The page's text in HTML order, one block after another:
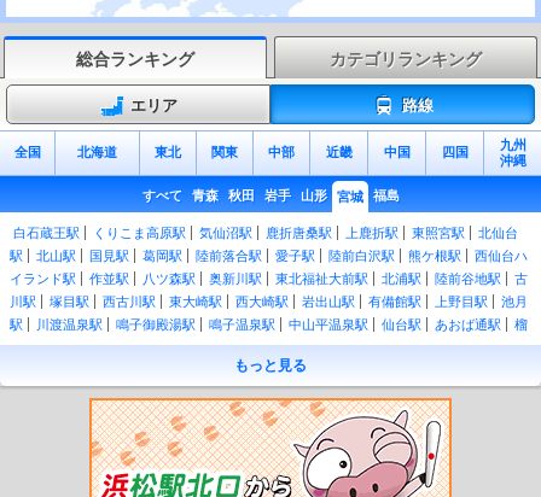
総合ランキング カテゴリランキング
エリア 路線
全国 北海道 東北 関東 中部 近畿 中国 四国
九州
沖縄
すべて 青森 秋田 岩手 山形 宮城 福島
白石蔵王駅 くりこま高原駅 気仙沼駅 鹿折唐桑駅 上鹿折駅 東照宮駅
北仙台
駅
北山駅 国見駅 葛岡駅 陸前落合駅 愛子駅 陸前白沢駅 熊ケ根駅
西仙台ハ
イランド駅
作並駅 八ツ森駅 奥新川駅 東北福祉大前駅 北浦駅 陸前谷地駅
古
川駅
塚目駅 西古川駅 東大崎駅 西大崎駅 岩出山駅 有備館駅 上野目駅
池月
駅
川渡温泉駅 鳴子御殿湯駅 鳴子温泉駅 中山平温泉駅 仙台駅 あおば通駅
榴
ケ岡駅
宮城野原駅 陸前原ノ町駅 苦竹駅 小鶴新田駅 福田町駅 陸前高砂駅
中
本塩釜駅
駅
高城町駅 手樽駅 陸前富山駅 陸前大塚駅 東名駅 野蒜駅 陸前小野駅
鹿妻
東矢本駅 陸前赤井駅 蛇田駅 陸前山下駅 石巻駅 上涌谷駅
佳景山駅 鹿又駅 曽波神駅 陸前稲井駅 渡波駅 万石浦駅
女川駅 和渕駅 のの岳駅 陸前豊里駅 御岳堂駅 柳津駅
陸前戸倉駅 志津川駅 清水浜駅 歌津駅 陸前港駅 蔵内駅 陸前小泉駅
もっと見る